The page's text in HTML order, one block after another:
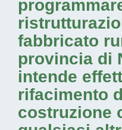
fabbricato
provincia di
intende
rifacimento
costruzione